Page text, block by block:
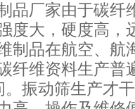
品厂家由于碳纤
度大，硬度高，
制品在航空、航
纤维资料生产普
振动筛生产才